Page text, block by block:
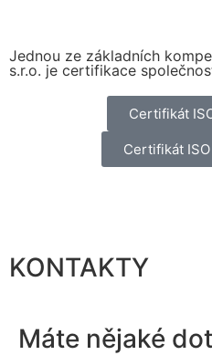
Jednou ze základních
s.r.o. je certifikace
Certifikát
Certifikát ISO
KONTAKTY
Máte nějaké